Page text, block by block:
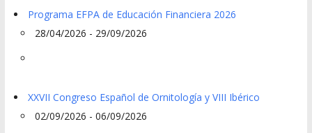
Programa EFPA de Educación Financiera 2026
28/04/2026 - 29/09/2026
XXVII Congreso Español de Ornitología y VIII Ibérico
02/09/2026 - 06/09/2026